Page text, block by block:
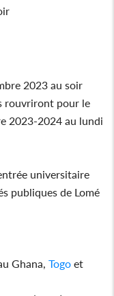
2023 au soir
rouvriront pour le
2023-2024 au lundi
universitaire
publiques de Lomé
Ghana,Togo et